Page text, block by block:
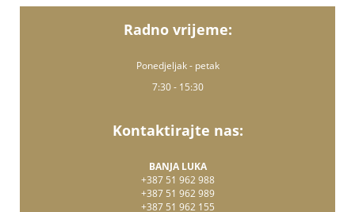
Radno vrijeme:
Ponedjeljak - petak
7:30 - 15:30
Kontaktirajte nas:
BANJA LUKA
+387 51 962 988
+387 51 962 989
+387 51 962 155